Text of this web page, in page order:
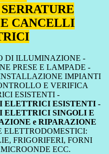
CANCELLI
DI ILLUMINAZIONE -
PRESE E LAMPADE -
IMPIANTI
E VERIFICA
ESISTENTI -
ESISTENTI -
ELETTRICI SINGOLI E
e RIPARAZIONE
ELETTRODOMESTICI:
FRIGORIFERI, FORNI
ECC.